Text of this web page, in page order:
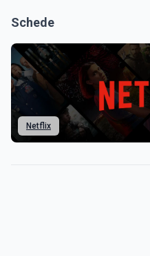
Schede
Netflix